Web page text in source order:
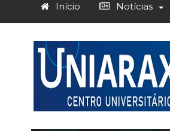
Início Notícias